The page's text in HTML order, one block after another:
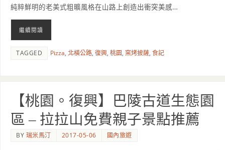
純粹鮮明的老美式粗曠風格在山路上創造出衝突美感…
繼續閱讀
TAGGED Pizza,北橫公路,復興,桃園,窯烤披薩,食記
【桃園。復興】巴陵古道生態園
區 – 拉拉山免費親子景點推薦
BY 瑞米馬汀 2017-05-06 國內旅遊